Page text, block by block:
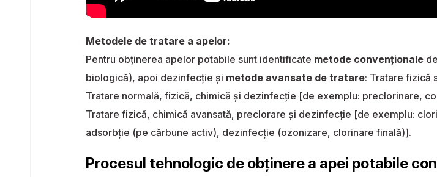
Metodele de tratare a apelor:
Pentru obținerea apelor potabile sunt identificate metode convenționale
biologică), apoi dezinfecţie și metode avansate de tratare: Tratare fizică
Tratare normală, fizică, chimică şi dezinfecţie [de exemplu: preclorinare,
Tratare fizică, chimică avansată, preclorare şi dezinfecţie [de exemplu:
adsorbţie (pe cărbune activ), dezinfecţie (ozonizare, clorinare finală)].
Procesul tehnologic de obținere a apei potabile